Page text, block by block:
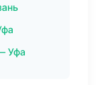
Уфа